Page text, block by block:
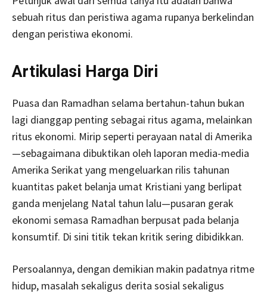
sebuah ritus dan peristiwa agama rupanya berkelindan
dengan peristiwa ekonomi.
Artikulasi Harga Diri
Puasa dan Ramadhan selama bertahun-tahun bukan
lagi dianggap penting sebagai ritus agama, melainkan
ritus ekonomi. Mirip seperti perayaan natal di Amerika
—sebagaimana dibuktikan oleh laporan media-media
Amerika Serikat yang mengeluarkan rilis tahunan
kuantitas paket belanja umat Kristiani yang berlipat
ganda menjelang Natal tahun lalu—pusaran gerak
ekonomi semasa Ramadhan berpusat pada belanja
konsumtif. Di sini titik tekan kritik sering dibidikkan.
Persoalannya, dengan demikian makin padatnya ritme
hidup, masalah sekaligus derita sosial sekaligus